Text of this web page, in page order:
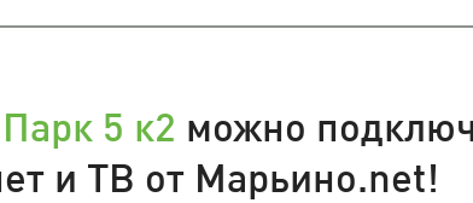
5 к2 можно
и ТВ от Марьино.net!